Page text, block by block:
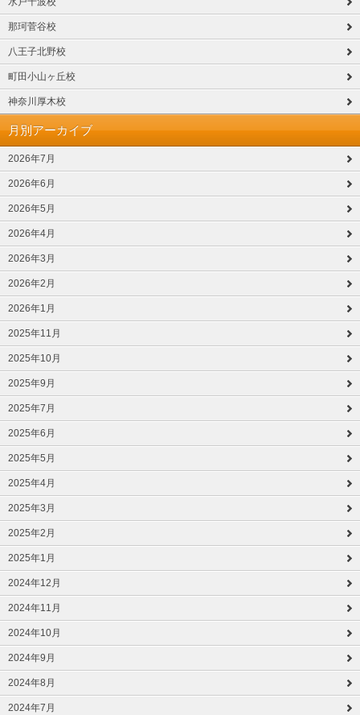
那珂菅谷校
八王子北野校
町田小山ヶ丘校
神奈川厚木校
月別アーカイブ
2026年7月
2026年6月
2026年5月
2026年4月
2026年3月
2026年2月
2026年1月
2025年11月
2025年10月
2025年9月
2025年7月
2025年6月
2025年5月
2025年4月
2025年3月
2025年2月
2025年1月
2024年12月
2024年11月
2024年10月
2024年9月
2024年8月
2024年7月